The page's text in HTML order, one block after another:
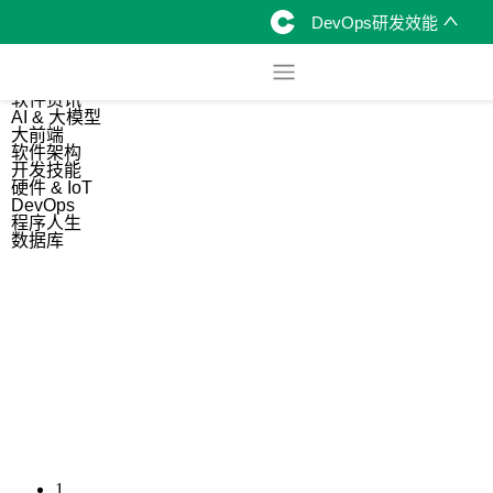
DevOps研发效能
软件资讯
AI & 大模型
大前端
软件架构
开发技能
硬件 & IoT
DevOps
程序人生
数据库
1